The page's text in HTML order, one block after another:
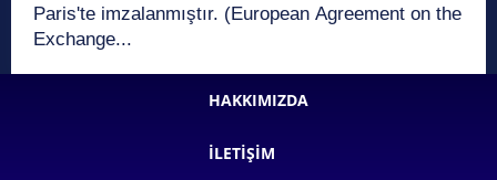
Paris'te imzalanmıştır. (European Agreement on the
Exchange...
HAKKIMIZDA
İLETIŞIM